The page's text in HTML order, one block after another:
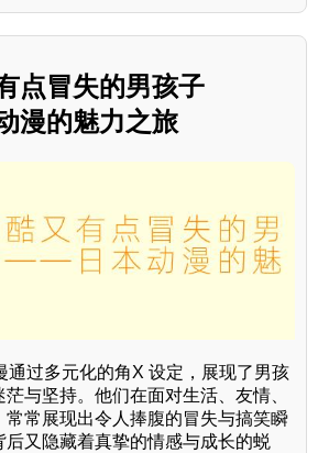
点冒失的男孩子
的魅力之旅
通过多元化的角X 设定，展现了男孩
与坚持。他们在面对生活、友情、
常常展现出令人捧腹的冒失与搞笑瞬
后又隐藏着真挚的情感与成长的蜕